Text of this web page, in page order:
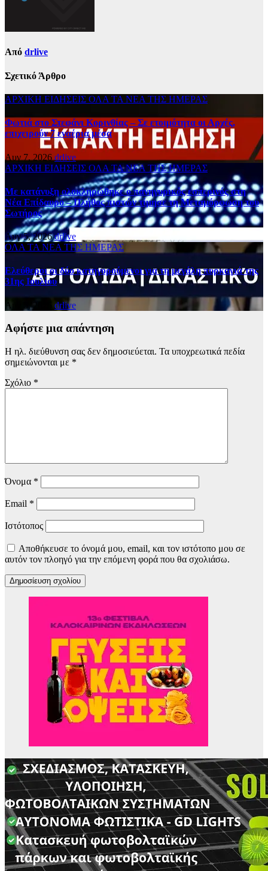
Από drlive
Σχετικό Άρθρο
ΑΡΧΙΚΗ ΕΙΔΗΣΕΙΣ ΟΛΑ ΤΑ ΝΕΑ ΤΗΣ ΗΜΕΡΑΣ
Φωτιά στο Στεφάνι Κορινθίας – Σε ετοιμότητα οι Αρχές,
επιχειρούν 7 εναέρια μέσα
Αυγ 7, 2026drlive
ΑΡΧΙΚΗ ΕΙΔΗΣΕΙΣ ΟΛΑ ΤΑ ΝΕΑ ΤΗΣ ΗΜΕΡΑΣ
Με κατάνυξη ολοκληρώθηκε ο πανηγυρικός εσπερινός στη
Νέα Επίδαυρο – Πλήθος πιστών τίμησε τη Μεταμόρφωση του
Σωτήρος
Αυγ 5, 2026drlive
ΟΛΑ ΤΑ ΝΕΑ ΤΗΣ ΗΜΕΡΑΣ
Ελεύθεροι οι δύο κατηγορούμενοι για τη μεγάλη πυρκαγιά της
31ης Ιουλίου
Αυγ 5, 2026 drlive
Αφήστε μια απάντηση
Η ηλ. διεύθυνση σας δεν δημοσιεύεται. Τα υποχρεωτικά πεδία
σημειώνονται με *
Σχόλιο *
Όνομα *
Email *
Ιστότοπος
Αποθήκευσε το όνομά μου, email, και τον ιστότοπο μου σε
αυτόν τον πλοηγό για την επόμενη φορά που θα σχολιάσω.